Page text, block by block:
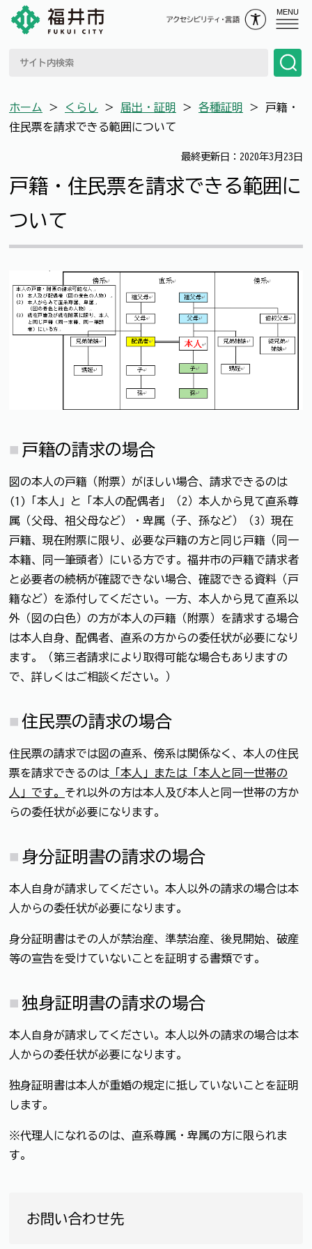
MENU
ホーム ＞ くらし ＞ 届出・証明 ＞ 各種証明 ＞ 戸籍・
住民票を請求できる範囲について
最終更新日：2020年3月23日
戸籍・住民票を請求できる範囲に
ついて
戸籍の請求の場合
図の本人の戸籍（附票）がほしい場合、請求できるのは
(1)「本人」と「本人の配偶者」（2）本人から見て直系尊
属（父母、祖父母など）・卑属（子、孫など）（3）現在
戸籍、現在附票に限り、必要な戸籍の方と同じ戸籍（同一
本籍、同一筆頭者）にいる方です。福井市の戸籍で請求者
と必要者の続柄が確認できない場合、確認できる資料（戸
籍など）を添付してください。一方、本人から見て直系以
外（図の白色）の方が本人の戸籍（附票）を請求する場合
は本人自身、配偶者、直系の方からの委任状が必要になり
ます。（第三者請求により取得可能な場合もありますの
で、詳しくはご相談ください。）
住民票の請求の場合
住民票の請求では図の直系、傍系は関係なく、本人の住民
票を請求できるのは 「本人」または「本人と同一世帯の
人」です。 それ以外の方は本人及び本人と同一世帯の方か
らの委任状が必要になります。
身分証明書の請求の場合
本人自身が請求してください。本人以外の請求の場合は本
人からの委任状が必要になります。
身分証明書はその人が禁治産、準禁治産、後見開始、破産
等の宣告を受けていないことを証明する書類です。
独身証明書の請求の場合
本人自身が請求してください。本人以外の請求の場合は本
人からの委任状が必要になります。
独身証明書は本人が重婚の規定に抵していないことを証明
します。
※代理人になれるのは、直系尊属・卑属の方に限られま
す。
お問い合わせ先